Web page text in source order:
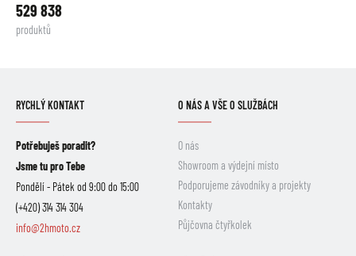
529 838
produktů
RYCHLÝ KONTAKT
Potřebuješ poradit?
Jsme tu pro Tebe
Pondělí - Pátek od 9:00 do 15:00
(+420) 314 314 304
info@2hmoto.cz
O NÁS A VŠE O SLUŽBÁCH
O nás
Showroom a výdejní místo
Podporujeme závodníky a projekty
Kontakty
Půjčovna čtyřkolek